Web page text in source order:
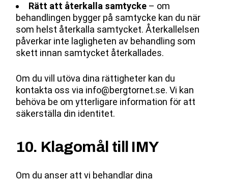
Rätt att återkalla samtycke – om
behandlingen bygger på samtycke kan du när
som helst återkalla samtycket. Återkallelsen
påverkar inte lagligheten av behandling som
skett innan samtycket återkallades.
Om du vill utöva dina rättigheter kan du
kontakta oss via info@bergtornet.se. Vi kan
behöva be om ytterligare information för att
säkerställa din identitet.
10. Klagomål till IMY
Om du anser att vi behandlar dina